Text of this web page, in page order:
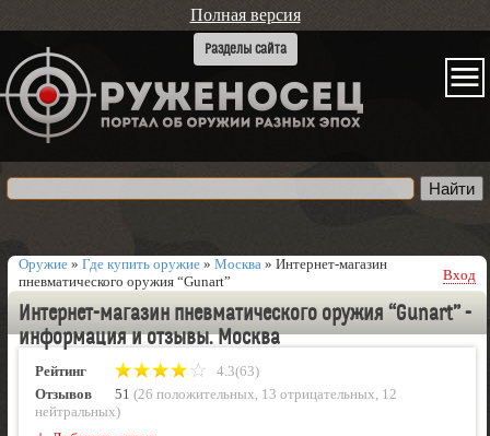
Полная версия
Оружие » Где купить оружие » Москва » Интернет-магазин
пневматического оружия “Gunart”
Вход
Интернет-магазин пневматического оружия “Gunart” -
информация и отзывы. Москва
Рейтинг
4.3(63)
Отзывов
51 (26 положительных, 13 отрицательных, 12
нейтральных)